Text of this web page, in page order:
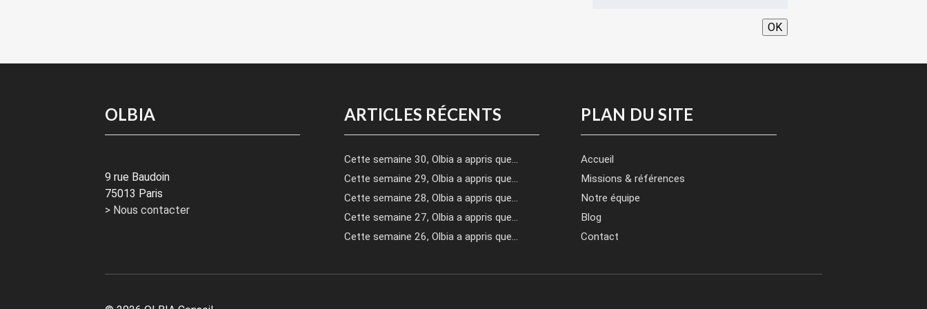
OK
OLBIA
9 rue Baudoin
75013 Paris
> Nous contacter
ARTICLES RÉCENTS
Cette semaine 30, Olbia a appris que…
Cette semaine 29, Olbia a appris que…
Cette semaine 28, Olbia a appris que…
Cette semaine 27, Olbia a appris que…
Cette semaine 26, Olbia a appris que…
PLAN DU SITE
Accueil
Missions & références
Notre équipe
Blog
Contact